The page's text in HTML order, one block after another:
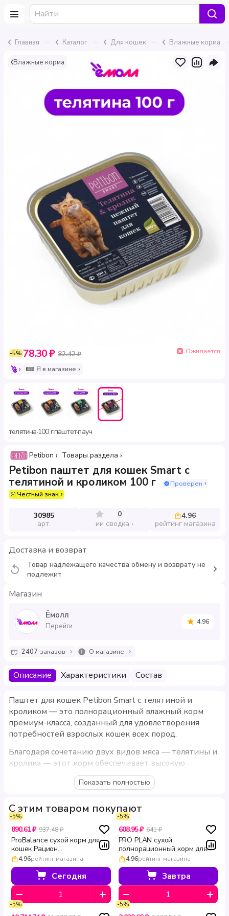
Главная – Каталог – Для кошек – Влажные корма
Влажные корма
-5% 78.30 ₽ 82.42 ₽
Ожидается
Я в магазине
телятина·100 г·паштет·пауч
Petibon Товары раздела
Petibon паштет для кошек Smart с
телятиной и кроликом 100 г
Проверен
Честный знак
30985
арт.
0
ии сводка
4.96
рейтинг магазина
Доставка и возврат
Товар надлежащего качества обмену и возврату не
подлежит
Магазин
Ёмолл
Перейти 4.96
2407 заказов О магазине
Описание Характеристики Состав
Паштет для кошек Petibon Smart с телятиной и
кроликом — это полнорационный влажный корм
премиум-класса, созданный для удовлетворения
потребностей взрослых кошек всех пород.
Благодаря сочетанию двух видов мяса — телятины и
кролика — этот корм обеспечивает высокую
питательную ценность и превосходный вкус,
который понравится даже самым привередливым
Основное отличие этой модели от других
заключается в использовании исключительно
натуральных ингредиентов животного
происхождения, без добавления растительных
белков, сои, ГМО, искусственных красителей и
ароматизаторов. Это делает корм безопасным и
полезным для здоровья вашей кошки.
Преимущества
Показать полностью
С этим товаром покупают
-5%
890.61 ₽ 937.48 ₽
ProBalance сухой корм для
кошек Рацион
стерилизованных кошек с
уткой 1.8 кг
4.96рейтинг магазина
Сегодня
-5%
608.95 ₽ 641 ₽
PRO PLAN сухой
полнорационный корм для
взрослых кошек с лососем
для здоровья кожи и красоты
шерсти DERMA CARE 400 г
4.96рейтинг магазина
Завтра
-5% -5%